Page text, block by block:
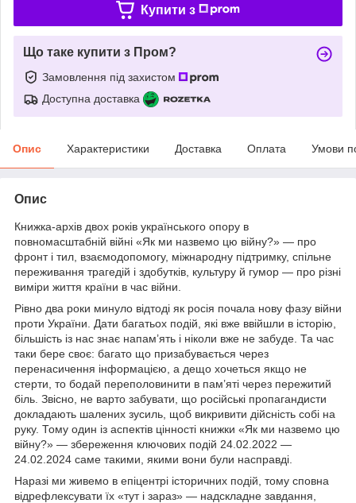
Купити з
Що таке купити з Пром?
Замовлення під захистом
Доступна доставка
Опис Характеристики Доставка Оплата Умови
Опис
Книжка-архів двох років українського опору в
повномасштабній війні «Як ми назвемо цю війну?» — про
фронт і тил, взаємодопомогу, міжнародну підтримку, спільне
переживання трагедій і здобутків, культуру й гумор — про різні
виміри життя країни в час війни.
Рівно два роки минуло відтоді як росія почала нову фазу війни
проти України. Дати багатьох подій, які вже ввійшли в історію,
більшість із нас знає напам’ять і ніколи вже не забуде. Та час
таки бере своє: багато що призабувається через
перенасичення інформацією, а дещо хочеться якщо не
стерти, то бодай переполовинити в пам’яті через пережитий
біль. Звісно, не варто забувати, що російські пропагандисти
докладають шалених зусиль, щоб викривити дійсність собі на
руку. Тому один із аспектів цінності книжки «Як ми назвемо цю
війну?» — збереження ключових подій 24.02.2022 —
24.02.2024 саме такими, якими вони були насправді.
Наразі ми живемо в епіцентрі історичних подій, тому сповна
відрефлексувати їх «тут і зараз» — надскладне завдання,